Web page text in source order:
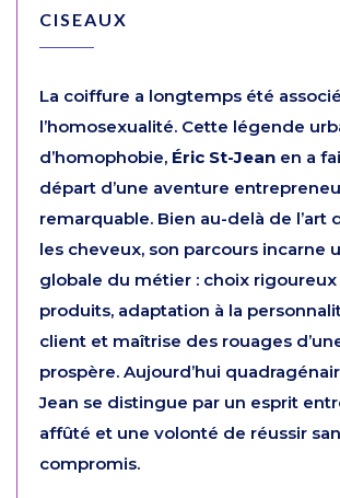
CISEAUX
La coiffure a longtemps été
l’homosexualité. Cette légende
d’homophobie, Éric St-Jean en a
départ d’une aventure
remarquable. Bien au-delà de l’art
les cheveux, son parcours incarne
globale du métier : choix
produits, adaptation à la
client et maîtrise des rouages
prospère. Aujourd’hui
Jean se distingue par un esprit
affûté et une volonté de réussir
compromis.